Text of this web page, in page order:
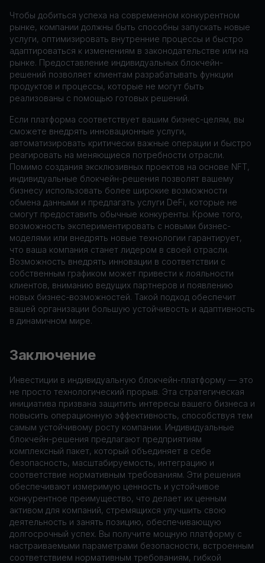
Чтобы добиться успеха на современном конкурентном
рынке, компании должны быть способны запускать новые
услуги, оптимизировать внутренние процессы и быстро
адаптироваться к изменениям в законодательстве или на
рынке. Предоставление индивидуальных блокчейн-
решений позволяет клиентам разрабатывать функции
продуктов и процессы, которые не могут быть
реализованы с помощью готовых решений.
Если платформа соответствует вашим бизнес-целям, вы
сможете внедрять инновационные услуги,
автоматизировать критически важные операции и быстро
реагировать на меняющиеся потребности отрасли.
Помимо создания эксклюзивных проектов на основе NFT,
индивидуальные блокчейн-решения позволят вашему
бизнесу использовать более широкие возможности
обмена данными и предлагать услуги DeFi, которые не
смогут предоставить обычные конкуренты. Кроме того,
возможность экспериментировать с новыми бизнес-
моделями или внедрять новые технологии гарантирует,
что ваша компания станет лидером в своей отрасли.
Возможность внедрять инновации в соответствии с
собственным графиком может привести к лояльности
клиентов, вниманию ведущих партнеров и появлению
новых бизнес-возможностей. Такой подход обеспечит
вашей организации большую устойчивость и адаптивность
в динамичном мире.
Заключение
Инвестиции в индивидуальную блокчейн-платформу — это
не просто технологический прорыв. Эта стратегическая
инициатива призвана защитить интересы вашего бизнеса и
повысить операционную эффективность, способствуя тем
самым устойчивому росту компании. Индивидуальные
блокчейн-решения предлагают предприятиям
комплексный пакет, который объединяет в себе
безопасность, масштабируемость, интеграцию и
соответствие нормативным требованиям. Эти решения
обеспечивают измеримую ценность и устойчивое
конкурентное преимущество, что делает их ценным
активом для компаний, стремящихся улучшить свою
деятельность и занять позицию, обеспечивающую
долгосрочный успех. Вы получите мощную платформу с
настраиваемыми параметрами безопасности, встроенным
соответствием нормативным требованиям, гибкой